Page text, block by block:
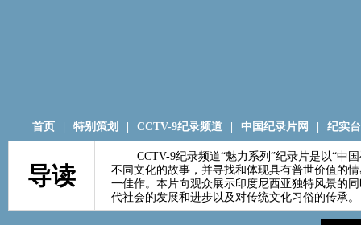
首页 特别策划 CCTV-9纪录频道 中国纪录片网 纪实台
导读
CCTV-9纪录频道“魅力系列”纪录片是以“中国
不同文化的故事，并寻找和体现具有普世价值的
一佳作。本片向观众展示印度尼西亚独特风景的
代社会的发展和进步以及对传统文化习俗的传承。